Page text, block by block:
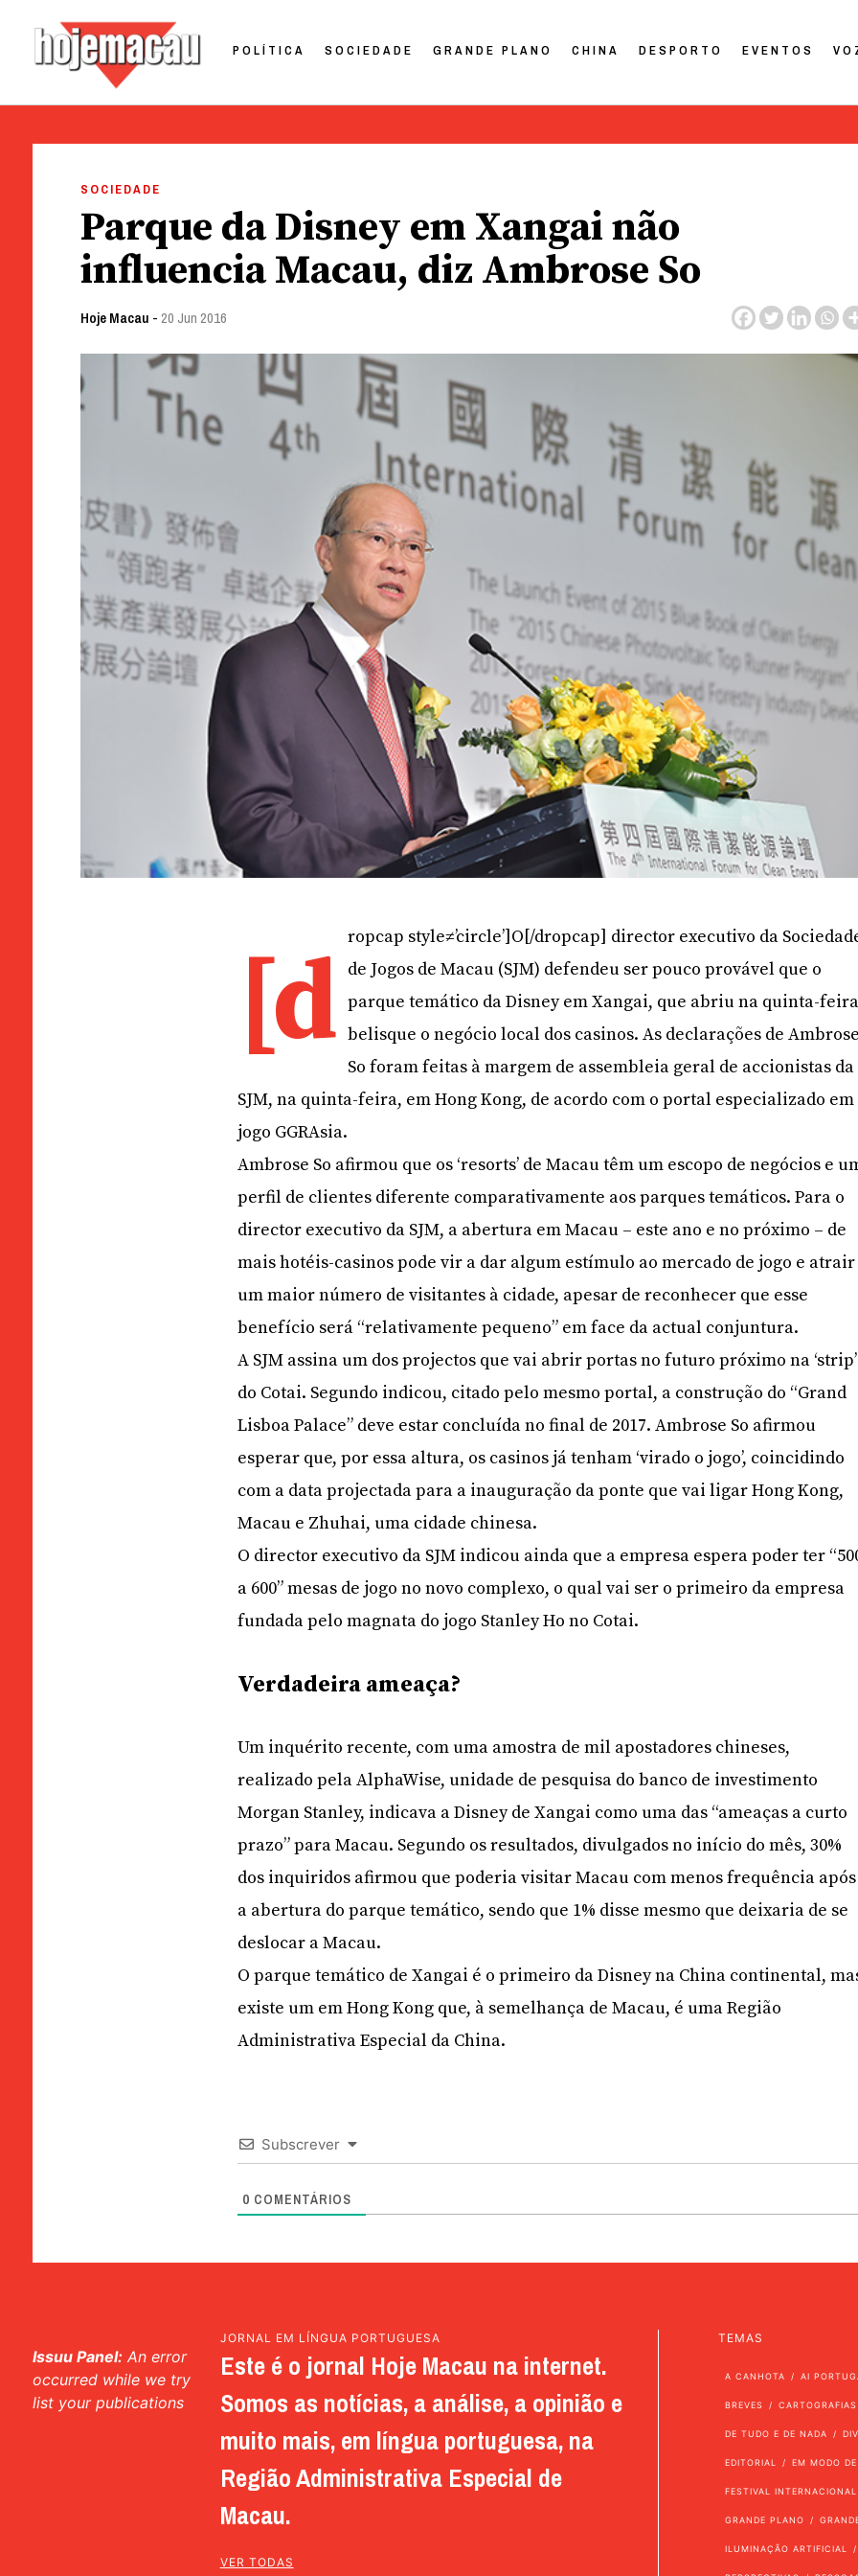
POLÍTICA SOCIEDADE GRANDE PLANO CHINA DESPORTO EVENTOS
SOCIEDADE
Parque da Disney em Xangai não
influencia Macau, diz Ambrose So
Hoje Macau - 20 Jun 2016
[d ropcap style≠’circle’]O[/dropcap] director executivo da
de Jogos de Macau (SJM) defendeu ser pouco provável que o
parque temático da Disney em Xangai, que abriu na quinta-
belisque o negócio local dos casinos. As declarações de
So foram feitas à margem de assembleia geral de accionistas da
SJM, na quinta-feira, em Hong Kong, de acordo com o portal especializado em
jogo GGRAsia.
Ambrose So afirmou que os ‘resorts’ de Macau têm um escopo de negócios e
perfil de clientes diferente comparativamente aos parques temáticos. Para o
director executivo da SJM, a abertura em Macau – este ano e no próximo – de
mais hotéis-casinos pode vir a dar algum estímulo ao mercado de jogo e atrair
um maior número de visitantes à cidade, apesar de reconhecer que esse
benefício será “relativamente pequeno” em face da actual conjuntura.
A SJM assina um dos projectos que vai abrir portas no futuro próximo na ‘strip’
do Cotai. Segundo indicou, citado pelo mesmo portal, a construção do “Grand
Lisboa Palace” deve estar concluída no final de 2017. Ambrose So afirmou
esperar que, por essa altura, os casinos já tenham ‘virado o jogo’, coincidindo
com a data projectada para a inauguração da ponte que vai ligar Hong Kong,
Macau e Zhuhai, uma cidade chinesa.
O director executivo da SJM indicou ainda que a empresa espera poder ter
a 600” mesas de jogo no novo complexo, o qual vai ser o primeiro da empresa
fundada pelo magnata do jogo Stanley Ho no Cotai.
Verdadeira ameaça?
Um inquérito recente, com uma amostra de mil apostadores chineses,
realizado pela AlphaWise, unidade de pesquisa do banco de investimento
Morgan Stanley, indicava a Disney de Xangai como uma das “ameaças a curto
prazo” para Macau. Segundo os resultados, divulgados no início do mês, 30%
dos inquiridos afirmou que poderia visitar Macau com menos frequência após
a abertura do parque temático, sendo que 1% disse mesmo que deixaria de se
deslocar a Macau.
O parque temático de Xangai é o primeiro da Disney na China continental,
existe um em Hong Kong que, à semelhança de Macau, é uma Região
Administrativa Especial da China.
Subscrever
0 COMENTÁRIOS
Issuu Panel: An error
occurred while we try
list your publications
JORNAL EM LÍNGUA PORTUGUESA
Este é o jornal Hoje Macau na internet.
Somos as notícias, a análise, a opinião e
muito mais, em língua portuguesa, na
Região Administrativa Especial de
Macau.
VER TODAS
TEMAS
A CANHOTA AI
BREVES CARTOGRAFIAS
DE TUDO E DE NADA
EDITORIAL EM MODO
FESTIVAL
GRANDE PLANO
ILUMINAÇÃO ARTIFICIAL